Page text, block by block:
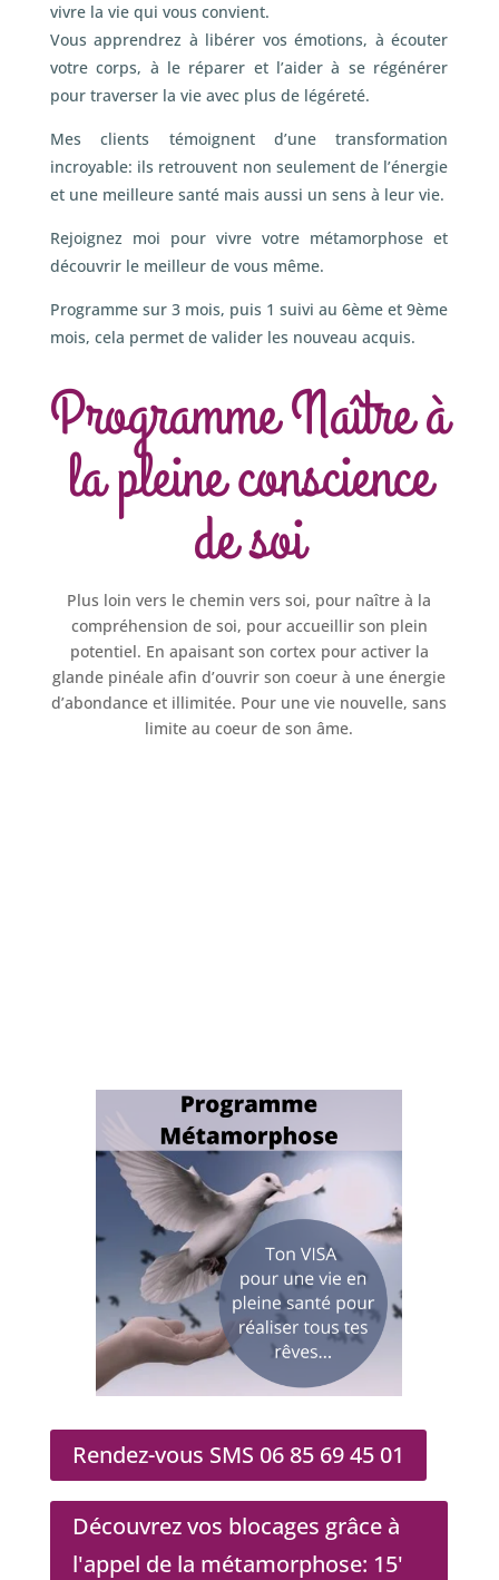
vivre la vie qui vous convient.
Vous apprendrez à libérer vos émotions, à écouter
votre corps, à le réparer et l’aider à se régénérer
pour traverser la vie avec plus de légéreté.
Mes clients témoignent d’une transformation
incroyable: ils retrouvent non seulement de l’énergie
et une meilleure santé mais aussi un sens à leur vie.
Rejoignez moi pour vivre votre métamorphose et
découvrir le meilleur de vous même.
Programme sur 3 mois, puis 1 suivi au 6ème et 9ème
mois, cela permet de valider les nouveau acquis.
Programme Naître à
la pleine conscience
de soi
Plus loin vers le chemin vers soi, pour naître à la
compréhension de soi, pour accueillir son plein
potentiel. En apaisant son cortex pour activer la
glande pinéale afin d’ouvrir son coeur à une énergie
d’abondance et illimitée. Pour une vie nouvelle, sans
limite au coeur de son âme.
Rendez-vous SMS 06 85 69 45 01
Découvrez vos blocages grâce à
l'appel de la métamorphose: 15'